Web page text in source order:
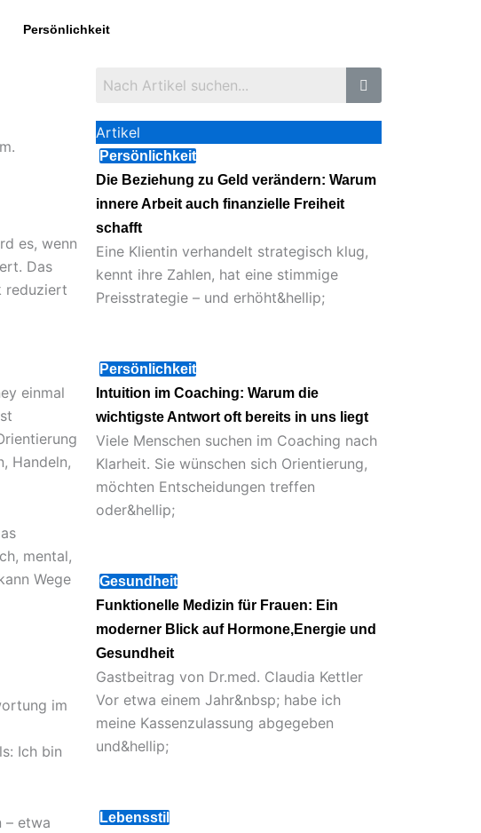
Persönlichkeit
es, wenn
Das
reduziert
einmal
Handeln,
mental,
Wege
im
Ich bin
– etwa
Artikel
Persönlichkeit
Die Beziehung zu Geld verändern: Warum
innere Arbeit auch finanzielle Freiheit
schafft
Eine Klientin verhandelt strategisch klug,
kennt ihre Zahlen, hat eine stimmige
Preisstrategie – und erhöht&hellip;
Persönlichkeit
Intuition im Coaching: Warum die
wichtigste Antwort oft bereits in uns liegt
Viele Menschen suchen im Coaching nach
Klarheit. Sie wünschen sich Orientierung,
möchten Entscheidungen treffen
oder&hellip;
Gesundheit
Funktionelle Medizin für Frauen: Ein
moderner Blick auf Hormone,Energie und
Gesundheit
Gastbeitrag von Dr.med. Claudia Kettler
Vor etwa einem Jahr&nbsp; habe ich
meine Kassenzulassung abgegeben
und&hellip;
Lebensstil